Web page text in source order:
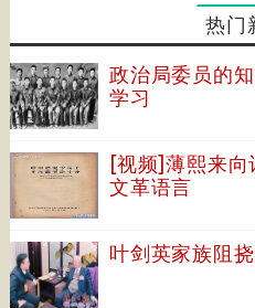
热门
政治局委员的
学习
[视频]薄熙来向
文革语言
叶剑英家族阻